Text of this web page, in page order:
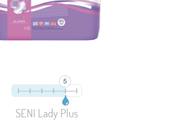
SENI Lady Plus